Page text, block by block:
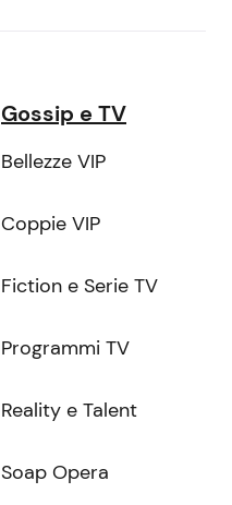
Gossip e TV
Bellezze VIP
Coppie VIP
Fiction e Serie TV
Programmi TV
Reality e Talent
Soap Opera